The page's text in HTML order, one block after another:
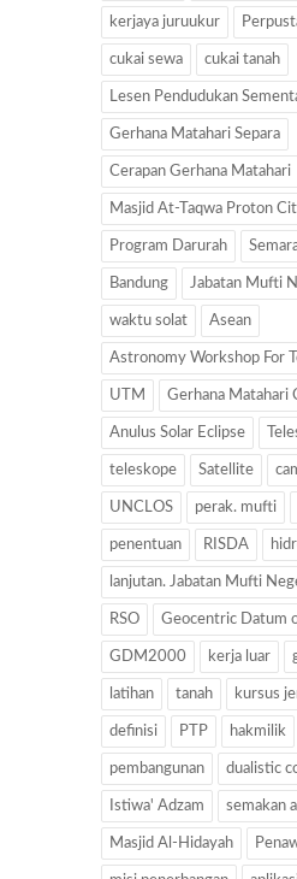
kerjaya juruukur
cukai sewa cukai tanah
Lesen Pendudukan
Gerhana Matahari Separa
Cerapan Gerhana Matahari
Masjid At-Taqwa Proton
Program Darurah
Bandung Jabatan Mufti
waktu solat Asean
Astronomy Workshop For
UTM Gerhana Matahari
Anulus Solar Eclipse
teleskope Satellite
UNCLOS perak. mufti
penentuan RISDA
lanjutan. Jabatan Mufti
RSO Geocentric Datum
GDM2000 kerja luar
latihan tanah kursus
definisi PTP hakmilik
pembangunan dualistic
Istiwa' Adzam semakan
Masjid Al-Hidayah